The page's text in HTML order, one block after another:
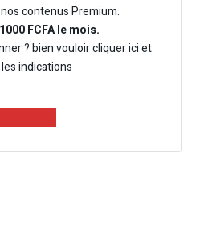
contenus Premium.
FCFA le mois.
? bien vouloir cliquer ici et
indications